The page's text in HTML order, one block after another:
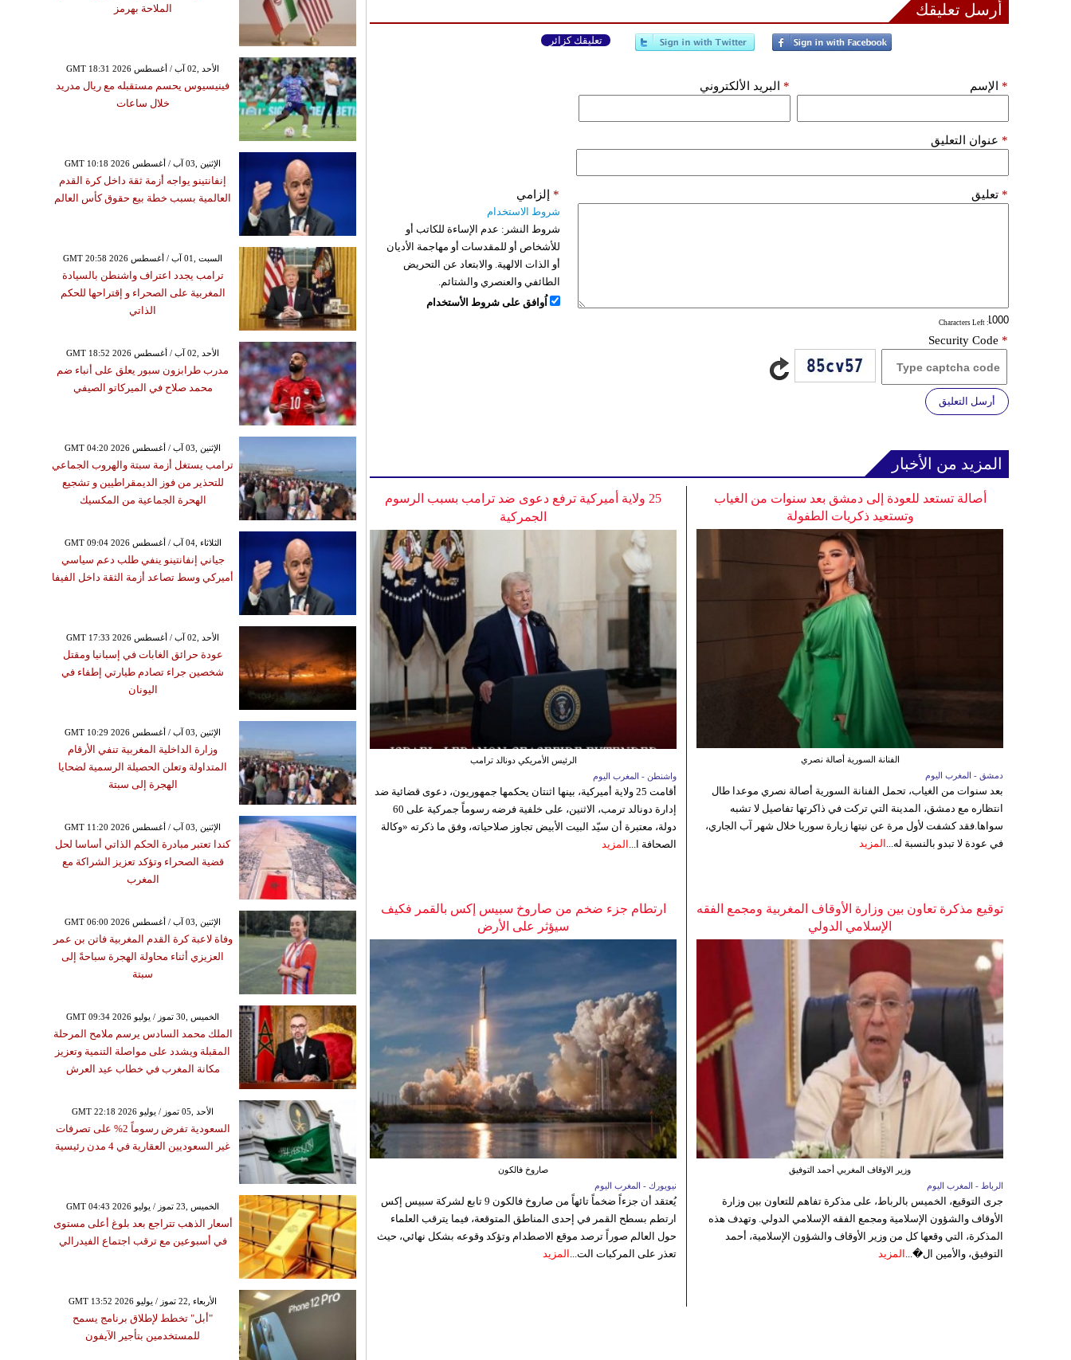
أرسل تعليقك
تعليقك كزائر
الإسم * البريد الألكتروني *
عنوان التعليق *
تعليق *
: Characters Left
إلزامي *
شروط الاستخدام
شروط النشر: عدم الإساءة للكاتب أو
للأشخاص أو للمقدسات أو مهاجمة الأديان
أو الذات الالهية. والابتعاد عن التحريض
الطائفي والعنصري والشتائم.
اُوافق على شروط الأستخدام
Security Code *
أرسل التعليق
المزيد من الأخبار
25 ولاية أميركية ترفع دعوى ضد ترامب بسبب الرسوم
الجمركية
الرئيس الأمريكي دونالد ترامب
واشنطن - المغرب اليوم
أقامت 25 ولاية أميركية، بينها اثنتان يحكمها جمهوريون، دعوى قضائية ضد
إدارة دونالد ترمب، الاثنين، على خلفية فرضه رسوماً جمركية على 60
دولة، معتبرة أن سيّد البيت الأبيض تجاوز صلاحياته، وفق ما ذكرته «وكالة
الصحافة ا... المزيد
أصالة تستعد للعودة إلى دمشق بعد سنوات من الغياب
وتستعيد ذكريات الطفولة
الفنانة السورية أصالة نصري
دمشق - المغرب اليوم
بعد سنوات من الغياب، تحمل الفنانة السورية أصالة نصري موعدا طال
انتظاره مع دمشق، المدينة التي تركت في ذاكرتها تفاصيل لا تشبه
سواها.فقد كشفت لأول مرة عن نيتها زيارة سوريا خلال شهر آب الجاري،
في عودة لا تبدو بالنسبة له... المزيد
ارتطام جزء ضخم من صاروخ سبيس إكس بالقمر فكيف
سيؤثر على الأرض
صاروخ فالكون
نيويورك - المغرب اليوم
يُعتقد أن جزءاً ضخماً تائهاً من صاروخ فالكون 9 تابع لشركة سبيس إكس
ارتطم بسطح القمر في إحدى المناطق المتوقعة، فيما يترقب العلماء
حول العالم صوراً ترصد موقع الاصطدام وتؤكد وقوعه بشكل نهائي، حيث
تعذر على المركبات الت... المزيد
توقيع مذكرة تعاون بين وزارة الأوقاف المغربية ومجمع الفقه
الإسلامي الدولي
وزير الاوقاف المغربي أحمد التوفيق
الرباط - المغرب اليوم
جرى التوقيع، الخميس بالرباط، على مذكرة تفاهم للتعاون بين وزارة
الأوقاف والشؤون الإسلامية ومجمع الفقه الإسلامي الدولي. وتهدف هذه
المذكرة، التي وقعها كل من وزير الأوقاف والشؤون الإسلامية، أحمد
التوفيق، والأمين ال�... المزيد
الملاحة بهرمز
GMT 18:31 2026 الأحد ,02 آب / أغسطس
فينيسيوس يحسم مستقبله مع ريال مدريد
خلال ساعات
GMT 10:18 2026 الإثنين ,03 آب / أغسطس
إنفانتينو يواجه أزمة ثقة داخل كرة القدم
العالمية بسبب خطة بيع حقوق كأس العالم
GMT 20:58 2026 السبت ,01 آب / أغسطس
ترامب يجدد اعتراف واشنطن بالسيادة
المغربية على الصحراء و إقتراحها للحكم
الذاتي
GMT 18:52 2026 الأحد ,02 آب / أغسطس
مدرب طرابزون سبور يعلق على أنباء ضم
محمد صلاح في الميركاتو الصيفي
GMT 04:20 2026 الإثنين ,03 آب / أغسطس
ترامب يستغل أزمة سبتة والهروب الجماعي
للتحذير من فوز الديمقراطيين و تشجيع
الهحرة الجماعية من المكسيك
GMT 09:04 2026 الثلاثاء ,04 آب / أغسطس
جياني إنفانتينو ينفي طلب دعم سياسي
أميركي وسط تصاعد أزمة الثقة داخل الفيفا
GMT 17:33 2026 الأحد ,02 آب / أغسطس
عودة حرائق الغابات في إسبانيا ومقتل
شخصين جراء تصادم طيارتي إطفاء في
اليونان
GMT 10:29 2026 الإثنين ,03 آب / أغسطس
وزارة الداخلية المغربية تنفي الأرقام
المتداولة وتعلن الحصيلة الرسمية لضحايا
الهجرة إلى سبتة
GMT 11:20 2026 الإثنين ,03 آب / أغسطس
كندا تعتبر مبادرة الحكم الذاتي أساسا لحل
قضية الصحراء وتؤكد تعزيز الشراكة مع
المغرب
GMT 06:00 2026 الإثنين ,03 آب / أغسطس
وفاة لاعبة كرة القدم المغربية فاتن بن عمر
العزيزي أثناء محاولة الهجرة سباحةً إلى
سبتة
GMT 09:34 2026 الخميس ,30 تموز / يوليو
الملك محمد السادس يرسم ملامح المرحلة
المقبلة ويشدد على مواصلة التنمية وتعزيز
مكانة المغرب في خطاب عيد العرش
GMT 22:18 2026 الأحد ,05 تموز / يوليو
السعودية تفرض رسوماً 2% على تصرفات
غير السعوديين العقارية في 4 مدن رئيسية
GMT 04:43 2026 الخميس ,23 تموز / يوليو
أسعار الذهب تتراجع بعد بلوغ أعلى مستوى
في أسبوعين مع ترقب اجتماع الفيدرالي
GMT 13:52 2026 الأربعاء ,22 تموز / يوليو
"أبل" تخطط لإطلاق برنامج يسمح
للمستخدمين بتأجير الآيفون